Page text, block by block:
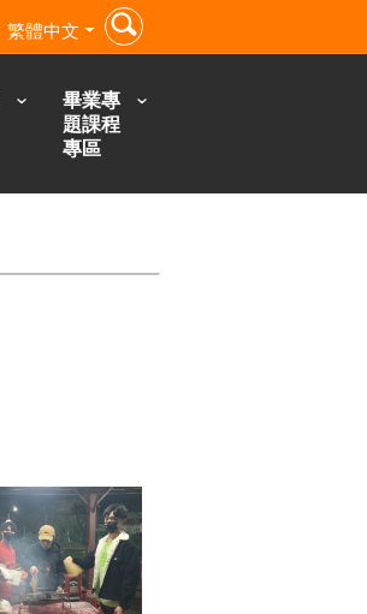
繁體中文
畢業專
題課程
專區